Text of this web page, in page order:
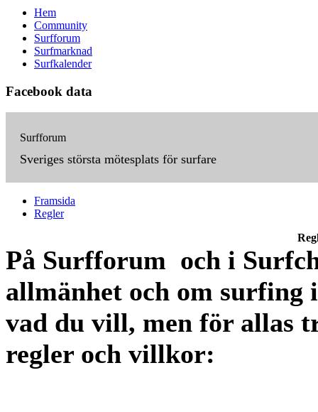
Hem
Community
Surfforum
Surfmarknad
Surfkalender
Facebook data
Surfforum
Sveriges största mötesplats för surfare
Framsida
Regler
På Surfforum och i
allmänhet och om surfing
vad du vill, men för allas
regler och villkor: